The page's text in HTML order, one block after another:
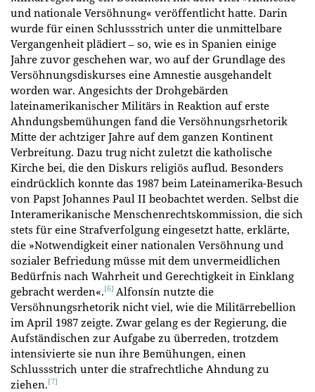
und nationale Versöhnung« veröffentlicht hatte. Darin
wurde für einen Schlussstrich unter die unmittelbare
Vergangenheit plädiert – so, wie es in Spanien einige
Jahre zuvor geschehen war, wo auf der Grundlage des
Versöhnungsdiskurses eine Amnestie ausgehandelt
worden war. Angesichts der Drohgebärden
lateinamerikanischer Militärs in Reaktion auf erste
Ahndungsbemühungen fand die Versöhnungsrhetorik
Mitte der achtziger Jahre auf dem ganzen Kontinent
Verbreitung. Dazu trug nicht zuletzt die katholische
Kirche bei, die den Diskurs religiös auflud. Besonders
eindrücklich konnte das 1987 beim Lateinamerika-Besuch
von Papst Johannes Paul II beobachtet werden. Selbst die
Interamerikanische Menschenrechtskommission, die sich
stets für eine Strafverfolgung eingesetzt hatte, erklärte,
die »Notwendigkeit einer nationalen Versöhnung und
sozialer Befriedung müsse mit dem unvermeidlichen
Bedürfnis nach Wahrheit und Gerechtigkeit in Einklang
gebracht werden«.[6] Alfonsín nutzte die
Versöhnungsrhetorik nicht viel, wie die Militärrebellion
im April 1987 zeigte. Zwar gelang es der Regierung, die
Aufständischen zur Aufgabe zu überreden, trotzdem
intensivierte sie nun ihre Bemühungen, einen
Schlussstrich unter die strafrechtliche Ahndung zu
ziehen.[7]